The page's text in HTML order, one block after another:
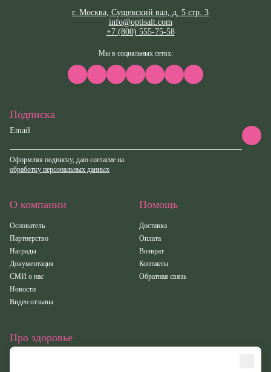
г. Москва, Сущевский вал, д. 5 стр. 3
info@optisalt.com
+7 (800) 555-75-58
Мы в социальных сетях:
Подписка
Email
Оформляя подписку, даю согласие на
обработку персональных данных
О компании
Основатель
Партнерство
Награды
Документация
СМИ о нас
Новости
Видео отзывы
Помощь
Доставка
Оплата
Возврат
Контакты
Обратная связь
Про здоровье